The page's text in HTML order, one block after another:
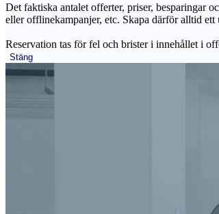
Det faktiska antalet offerter, priser, besparingar
eller offlinekampanjer, etc. Skapa därför alltid
Reservation tas för fel och brister i innehållet i
Stäng